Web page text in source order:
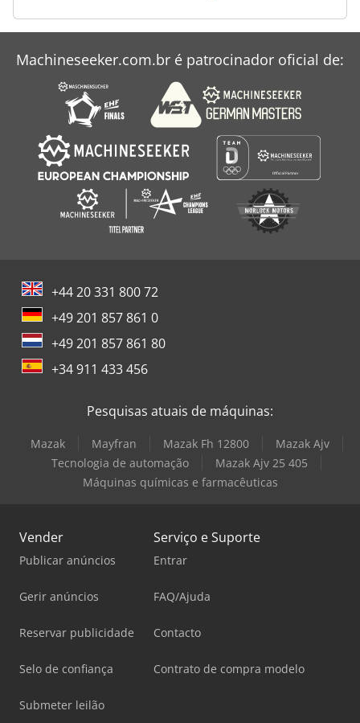
Sensor De Força Em Miniatura
Xcmg Mini Escavadeira
Yanmar Mini Escavadeira
Machineseeker.com.br é patrocinador oficial de:
+44 20 331 800 72
+49 201 857 861 0
+49 201 857 861 80
+34 911 433 456
Pesquisas atuais de máquinas:
Mazak Mayfran Mazak Fh 12800
Mazak Ajv
Tecnologia de automação
Mazak Ajv 25 405
Máquinas químicas e farmacêuticas
Vender
Publicar anúncios
Gerir anúncios
Reservar publicidade
Selo de confiança
Submeter leilão
Serviço e Suporte
Entrar
FAQ/Ajuda
Contacto
Contrato de compra modelo